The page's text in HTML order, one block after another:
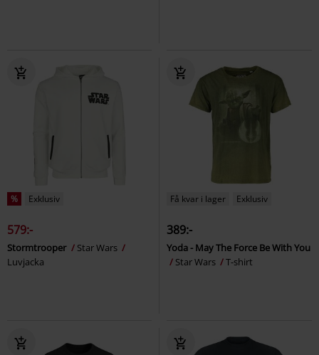
% Exklusiv
579:-
Stormtrooper
Star Wars
Luvjacka
Få kvar i lager Exklusiv
389:-
Yoda - May The Force Be With You
Star Wars
T-shirt